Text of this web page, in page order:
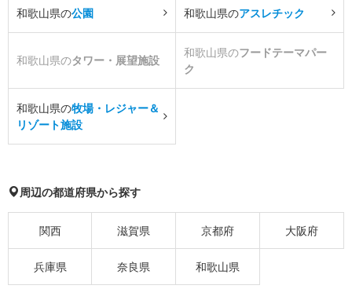
和歌山県の公園 和歌山県のアスレチック
和歌山県のタワー・展望施設
和歌山県のフードテーマパー
ク
和歌山県の牧場・レジャー＆
リゾート施設
周辺の都道府県から探す
関西 滋賀県 京都府 大阪府
兵庫県 奈良県 和歌山県